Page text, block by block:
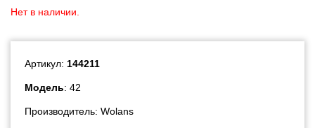
Нет в наличии.
Артикул: 144211
Модель: 42
Производитель: Wolans